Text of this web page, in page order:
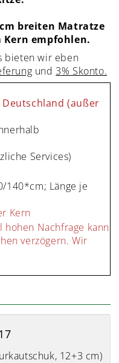
breiten Matratze
empfohlen.
bieten wir eben
und3% Skonto.
(außer
Services)
140*cm; Länge je
Kern
Nachfrage kann
verzögern. Wir
12+3 cm)